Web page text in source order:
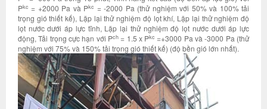
Pkc = +2000 Pa và Pkc = -2000 Pa (thử nghiệm với 50% và 100% tải
trọng gió thiết kế), Lặp lại thử nghiệm độ lọt khí, Lặp lại thử nghiệm độ
lọt nước dưới áp lực tĩnh, Lặp lại thử nghiệm độ lọt nước dưới áp lực
động, Tải trọng cực hạn với Pch = 1.5 x Pkc =+3000 Pa và -3000 Pa (thử
nghiệm với 75% và 150% tải trọng gió thiết kế) (độ bền gió lớn nhất).